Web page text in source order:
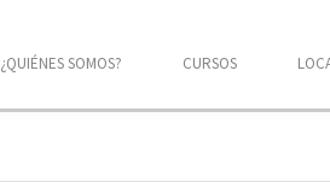
¿QUIÉNES SOMOS? CURSOS